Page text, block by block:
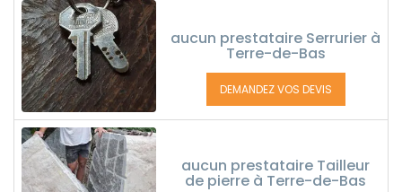
aucun prestataire Serrurier à
Terre-de-Bas
DEMANDEZ VOS DEVIS
aucun prestataire Tailleur
de pierre à Terre-de-Bas